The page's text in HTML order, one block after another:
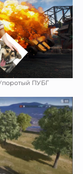
ПУБГ